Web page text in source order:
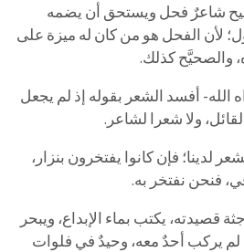
شاعرٌ فحل ويستحق أن يضمه
لأن الفحل هو من كان له ميزة على
والصحيَّح كذلك.
الله- أفسد الشعر بقوله إذ لم يجعل
ولا شعرا لشاعر.
لدينا؛ فإن كانوا يفتخرون بنزار،
فنحن نفتخر به.
قصيدته، يكتب بماء الإبداع، ويبحر
لم يركب أحدٌ معه، وحيدٌ في فلوات